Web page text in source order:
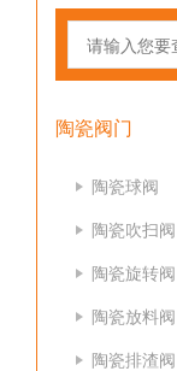
陶瓷阀门
陶瓷球阀
陶瓷吹扫阀
陶瓷旋转阀
陶瓷放料阀
陶瓷排渣阀